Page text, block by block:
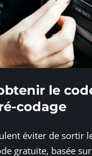
le
codage
éviter de sortir
gratuite, basée